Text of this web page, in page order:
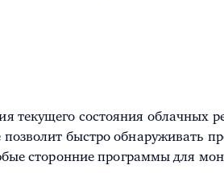
текущего состояния облачных
быстро обнаруживать
сторонниепрограммы для